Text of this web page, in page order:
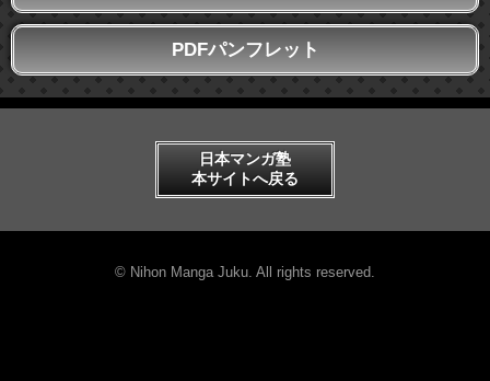
PDFパンフレット
日本マンガ塾
本サイトへ戻る
© Nihon Manga Juku. All rights reserved.